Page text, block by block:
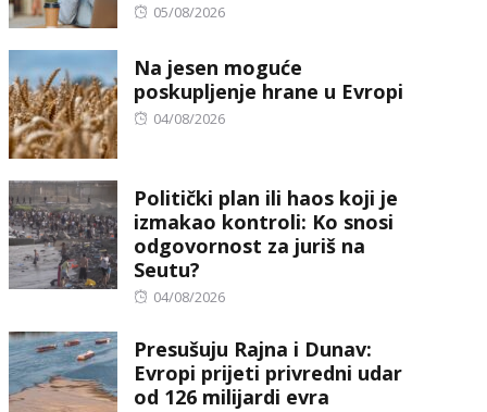
Posted
05/08/2026
Na jesen moguće
poskupljenje hrane u Evropi
Posted
04/08/2026
Politički plan ili haos koji je
izmakao kontroli: Ko snosi
odgovornost za juriš na
Seutu?
Posted
04/08/2026
Presušuju Rajna i Dunav:
Evropi prijeti privredni udar
od 126 milijardi evra